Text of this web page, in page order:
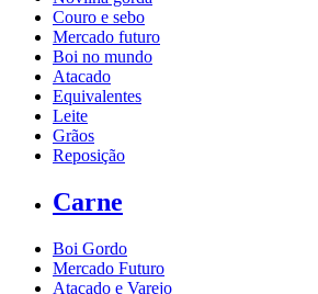
Couro e sebo
Mercado futuro
Boi no mundo
Atacado
Equivalentes
Leite
Grãos
Reposição
Carne
Boi Gordo
Mercado Futuro
Atacado e Varejo